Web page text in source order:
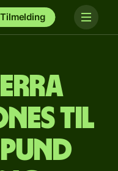
Tilmelding
til